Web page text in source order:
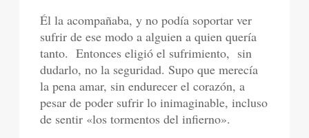
Él la acompañaba, y no podía soportar ver
sufrir de ese modo a alguien a quien quería
tanto. Entonces eligió el sufrimiento, sin
dudarlo, no la seguridad. Supo que merecía
la pena amar, sin endurecer el corazón, a
pesar de poder sufrir lo inimaginable, incluso
de sentir «los tormentos del infierno».